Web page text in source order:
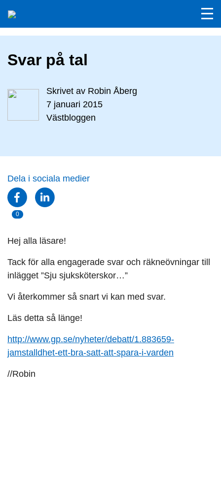
Svar på tal
Skrivet av Robin Åberg
7 januari 2015
Västbloggen
Dela i sociala medier
0
Hej alla läsare!
Tack för alla engagerade svar och räkneövningar till
inlägget ”Sju sjuksköterskor…”
Vi återkommer så snart vi kan med svar.
Läs detta så länge!
http://www.gp.se/nyheter/debatt/1.883659-
jamstalldhet-ett-bra-satt-att-spara-i-varden
//Robin